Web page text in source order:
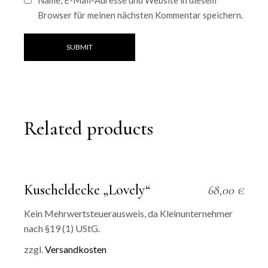
Browser für meinen nächsten Kommentar speichern.
SUBMIT
Related products
Kuscheldecke „Lovely“ 68,00 €
Kein Mehrwertsteuerausweis, da Kleinunternehmer
nach §19 (1) UStG.
zzgl.Versandkosten